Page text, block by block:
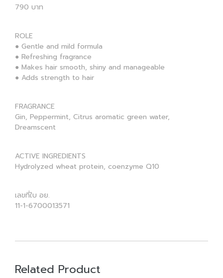
790 บาท
ROLE
● Gentle and mild formula
● Refreshing fragrance
● Makes hair smooth, shiny and manageable
● Adds strength to hair
FRAGRANCE
Gin, Peppermint, Citrus aromatic green water,
Dreamscent
ACTIVE INGREDIENTS
Hydrolyzed wheat protein, coenzyme Q10
เลขที่ใบ อย.
11-1-6700013571
Related Product